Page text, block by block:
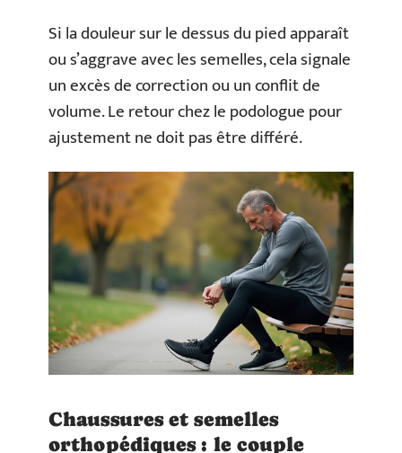
Si la douleur sur le dessus du pied apparaît
ou s’aggrave avec les semelles, cela signale
un excès de correction ou un conflit de
volume. Le retour chez le podologue pour
ajustement ne doit pas être différé.
Chaussures et semelles
orthopédiques : le couple